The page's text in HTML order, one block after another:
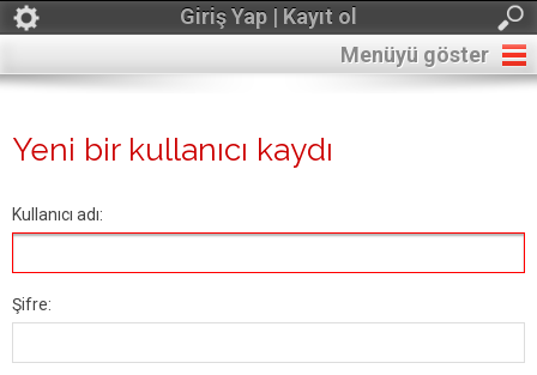
Giriş Yap | Kayıt ol
Menüyü göster
Yeni bir kullanıcı kaydı
Kullanıcı adı:
Şifre: